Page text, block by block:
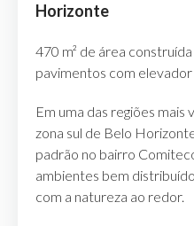
Horizonte
470 m² de área
pavimentos com elevador
Em uma das regiões mais
zona sul de Belo
padrão no bairro
ambientes bem
com a natureza ao redor.